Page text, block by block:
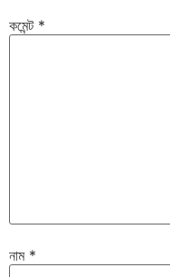
কমেন্ট *
নাম *